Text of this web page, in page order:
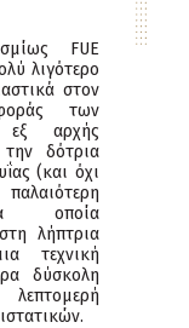
FUE
λιγότερο
στον
των
εξ αρχής
δότρια
(και όχι
οποία
λήπτρια
τεχνική
δύσκολη